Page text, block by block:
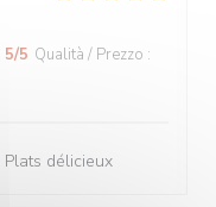
5/5 Qualità / Prezzo :
délicieux